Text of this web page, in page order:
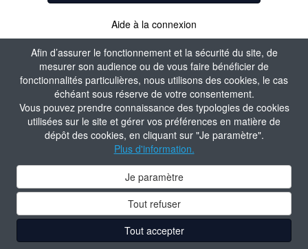
Afin d’assurer le fonctionnement et la sécurité du site, de
mesurer son audience ou de vous faire bénéficier de
fonctionnalités particulières, nous utilisons des cookies, le cas
échéant sous réserve de votre consentement.
Vous pouvez prendre connaissance des typologies de cookies
utilisées sur le site et gérer vos préférences en matière de
dépôt des cookies, en cliquant sur "Je paramètre".
Plus d'information.
Je paramètre
Tout refuser
Tout accepter
Aide à la connexion